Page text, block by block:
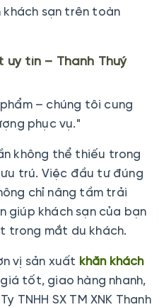
khách sạn trên toàn
tín – Thanh Thuý
– chúng tôi cung
phục vụ."
không thể thiếu trong
trú. Việc đầu tư đúng
chỉ nâng tầm trải
giúp khách sạn của bạn
trong mắt du khách.
vị sản xuất khăn khách
tốt, giao hàng nhanh,
TNHH SX TM XNK Thanh